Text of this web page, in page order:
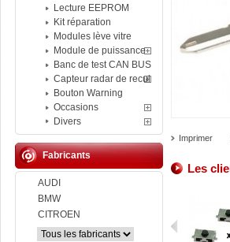
Lecture EEPROM
Kit réparation
Modules lève vitre
Module de puissance
Banc de test CAN BUS
Capteur radar de recul
Bouton Warning
Occasions
Divers
Fabricants
AUDI
BMW
CITROEN
Imprimer
Les